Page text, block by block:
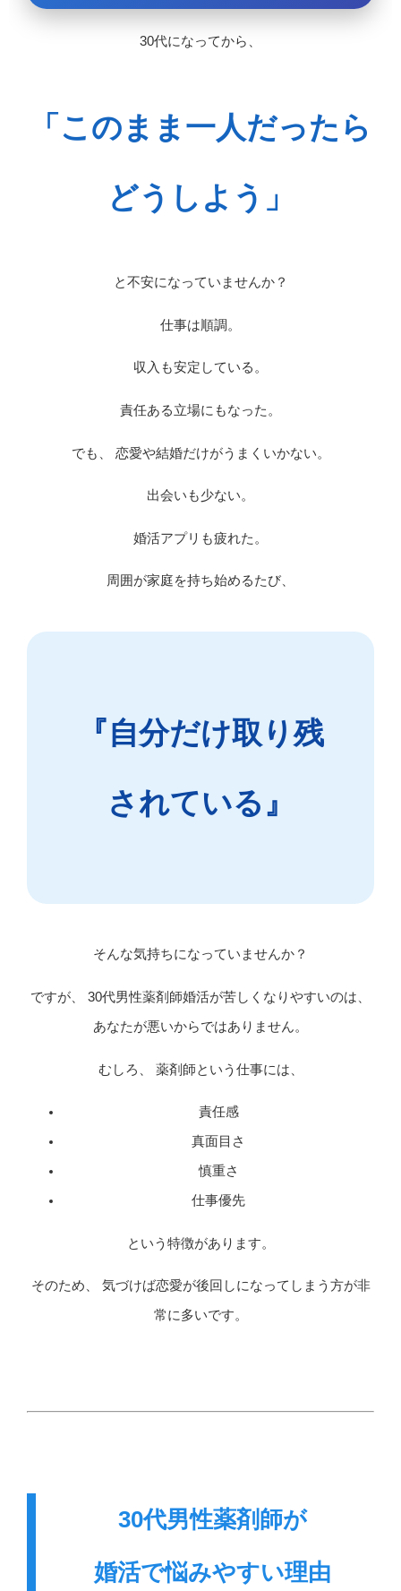
30代になってから、
「このまま一人だったら
どうしよう」
と不安になっていませんか？
仕事は順調。
収入も安定している。
責任ある立場にもなった。
でも、 恋愛や結婚だけがうまくいかない。
出会いも少ない。
婚活アプリも疲れた。
周囲が家庭を持ち始めるたび、
『自分だけ取り残
されている』
そんな気持ちになっていませんか？
ですが、 30代男性薬剤師婚活が苦しくなりやすいのは、
あなたが悪いからではありません。
むしろ、 薬剤師という仕事には、
責任感
真面目さ
慎重さ
仕事優先
という特徴があります。
そのため、 気づけば恋愛が後回しになってしまう方が非
常に多いです。
30代男性薬剤師が
婚活で悩みやすい理由